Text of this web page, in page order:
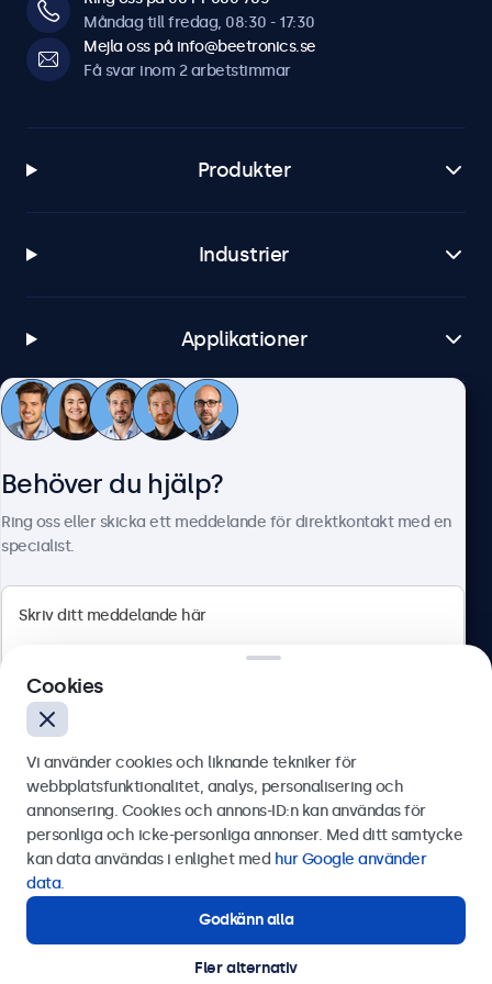
Windows
Windows 8, 10, 11
Windows Embedded 8 Industry, 8.1 Industry, IoT Enterprise
macOS
Alla Linux-distributioner
Brightsign
Alla versioner av BrightsignOS
Alla versioner av Samsung DeX
1x
USB-C
1x Video, ljud, touch
USB-A
Via USB-C till USB-A-adapter. Detta aktiverar endast
touchfunktionaliteten och måste kombineras med HDMI,
DisplayPort eller VGA för bild.
AUX-ingång (3,5mm)
1x
AUX-utgång (3,5mm)
Måndag till fredag, 08:30 - 17:30
Mejla oss på info@beetronics.se
Få svar inom 2 arbetstimmar
Produkter
Industrier
Applikationer
Kundtjänst
Olof Palmesgata 29, Stockholm, 111 22, Sverige
Svenska
© 2026 Beetronics
Behöver du hjälp?
Ring oss eller skicka ett meddelande för direktkontakt med en
specialist.
Skicka
Kontakta våra experter.
Cookies
Vi använder cookies och liknande tekniker för
webbplatsfunktionalitet, analys, personalisering och
annonsering. Cookies och annons-ID:n kan användas för
personliga och icke-personliga annonser. Med ditt samtycke
kan data användas i enlighet med hur Google använder
data.
Godkänn alla
Fler alternativ